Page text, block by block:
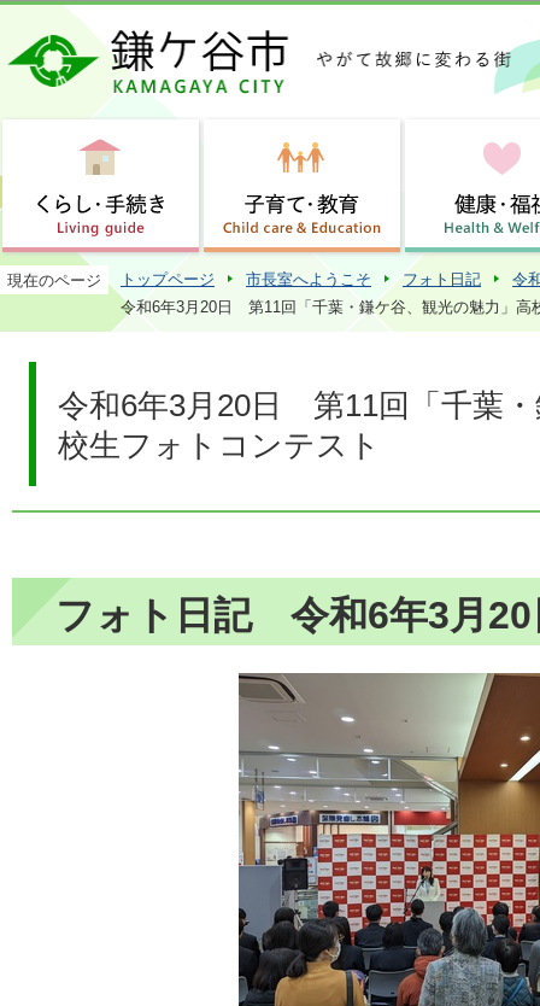
この
現在のページ トップページ 市長室へようこそ フォト日記
令
令和6年3月20日 第11回「千葉・鎌ケ谷、観光の魅力」高
令和6年3月20日 第11回「千葉
校生フォトコンテスト
フォト日記 令和6年3月20